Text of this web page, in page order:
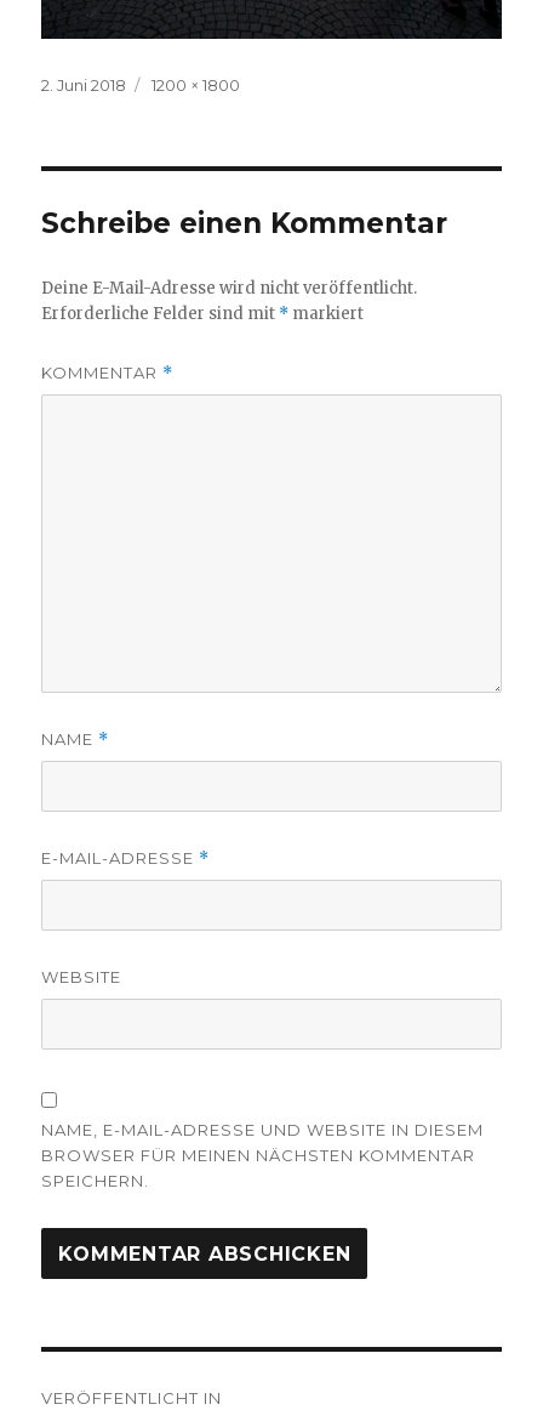
Veröffentlicht
2. Juni 2018
Volle
1200 × 1800
Schreibe einen Kommentar
Deine E-Mail-Adresse wird nicht veröffentlicht.
Erforderliche Felder sind mit * markiert
KOMMENTAR *
NAME *
E-MAIL-ADRESSE *
WEBSITE
NAME, E-MAIL-ADRESSE UND WEBSITE IN DIESEM
BROWSER FÜR MEINEN NÄCHSTEN KOMMENTAR
SPEICHERN.
VERÖFFENTLICHT IN